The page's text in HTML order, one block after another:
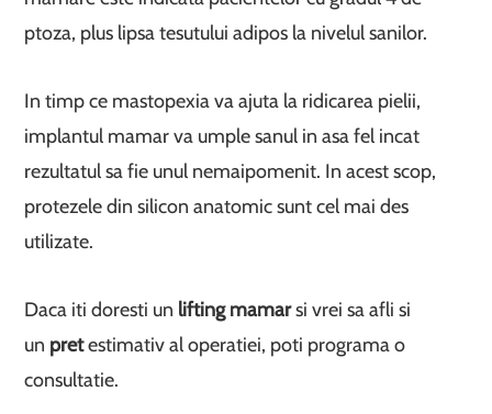
ptoza, plus lipsa tesutului adipos la nivelul sanilor.
In timp ce mastopexia va ajuta la ridicarea pielii,
implantul mamar va umple sanul in asa fel incat
rezultatul sa fie unul nemaipomenit. In acest scop,
protezele din silicon anatomic sunt cel mai des
utilizate.
Daca iti doresti un lifting mamarsi vrei sa afli si
un pretestimativ al operatiei, poti programa o
consultatie.